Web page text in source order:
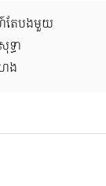
តែបងមួយ
ធា
ង